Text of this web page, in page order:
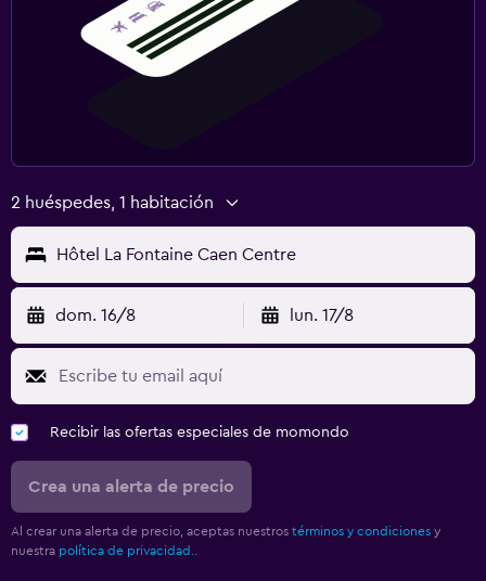
2 huéspedes, 1 habitación
Hôtel La Fontaine Caen Centre
dom. 16/8 lun. 17/8
Recibir las ofertas especiales de momondo
Crea una alerta de precio
Al crear una alerta de precio, aceptas nuestros términos y condiciones y
nuestra política de privacidad.